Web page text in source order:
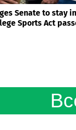
Senate to stay
Sports Act